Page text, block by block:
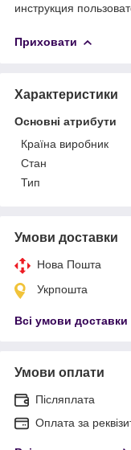
инструкция
Приховати
Характеристики
Основні атрибути
Країна виробник
Стан
Тип
Умови доставки
Нова Пошта
Укрпошта
Всі умови доставки
Умови оплати
Післяплата
Оплата за